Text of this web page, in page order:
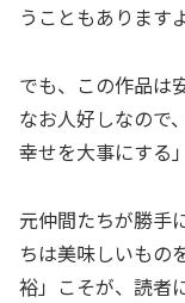
うこともあります
でも、この作品は
なお人好しなので
幸せを大事にする
元仲間たちが勝手
ちは美味しいもの
裕」こそが、読者